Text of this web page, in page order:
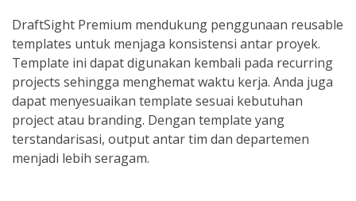
DraftSight Premium mendukung penggunaan reusable
templates untuk menjaga konsistensi antar proyek.
Template ini dapat digunakan kembali pada recurring
projects sehingga menghemat waktu kerja. Anda juga
dapat menyesuaikan template sesuai kebutuhan
project atau branding. Dengan template yang
terstandarisasi, output antar tim dan departemen
menjadi lebih seragam.